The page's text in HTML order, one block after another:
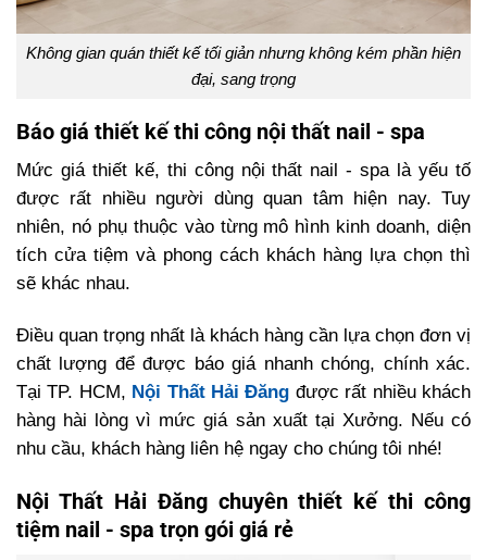
Không gian quán thiết kế tối giản nhưng không kém phần hiện
đại, sang trọng
Báo giá thiết kế thi công nội thất nail - spa
Mức giá thiết kế, thi công nội thất nail - spa là yếu tố
được rất nhiều người dùng quan tâm hiện nay. Tuy
nhiên, nó phụ thuộc vào từng mô hình kinh doanh, diện
tích cửa tiệm và phong cách khách hàng lựa chọn thì
sẽ khác nhau.
Điều quan trọng nhất là khách hàng cần lựa chọn đơn vị
chất lượng để được báo giá nhanh chóng, chính xác.
Tại TP. HCM, Nội Thất Hải Đăng được rất nhiều khách
hàng hài lòng vì mức giá sản xuất tại Xưởng. Nếu có
nhu cầu, khách hàng liên hệ ngay cho chúng tôi nhé!
Nội Thất Hải Đăng chuyên thiết kế thi công
tiệm nail - spa trọn gói giá rẻ